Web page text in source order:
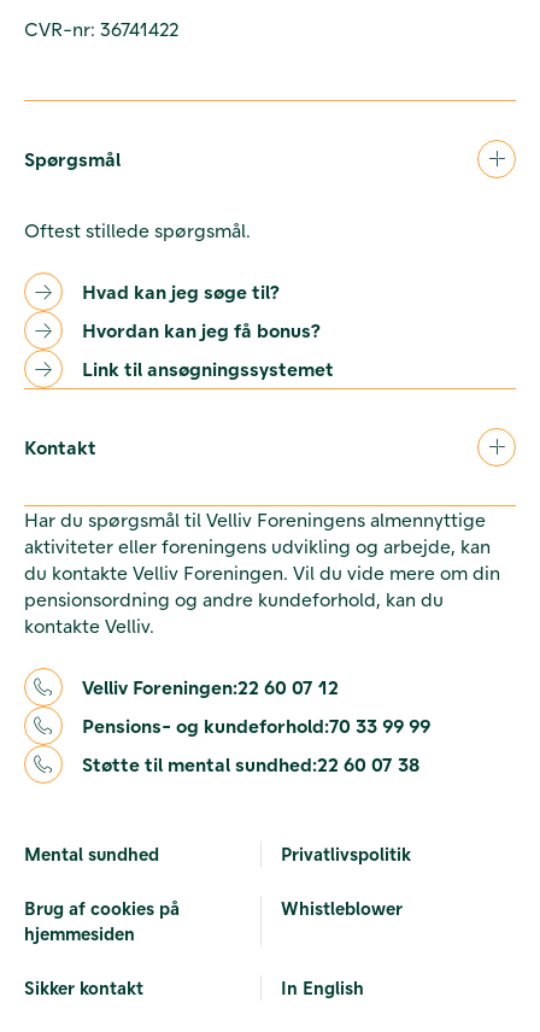
CVR-nr: 36741422
Spørgsmål
Oftest stillede spørgsmål.
Hvad kan jeg søge til?
Hvordan kan jeg få bonus?
Link til ansøgningssystemet
Kontakt
Har du spørgsmål til Velliv Foreningens almennyttige
aktiviteter eller foreningens udvikling og arbejde, kan
du kontakte Velliv Foreningen. Vil du vide mere om din
pensionsordning og andre kundeforhold, kan du
kontakte Velliv.
Velliv Foreningen:22 60 07 12
Pensions- og kundeforhold:70 33 99 99
Støtte til mental sundhed:22 60 07 38
Mental sundhed Privatlivspolitik
Brug af cookies på
hjemmesiden
Whistleblower
Sikker kontakt In English